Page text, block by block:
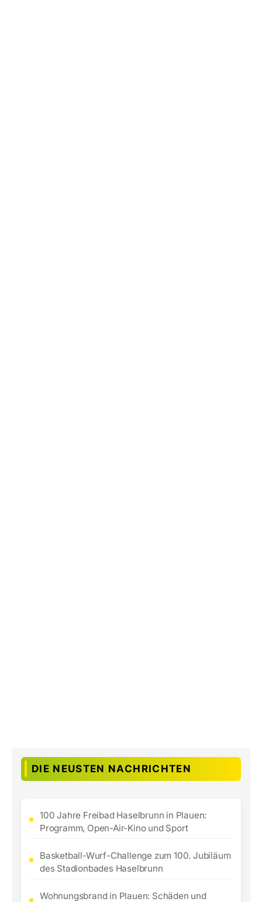
DIE NEUSTEN NACHRICHTEN
100 Jahre Freibad Haselbrunn in Plauen:
Programm, Open-Air-Kino und Sport
Basketball-Wurf-Challenge zum 100. Jubiläum
des Stadionbades Haselbrunn
Wohnungsbrand in Plauen: Schäden und